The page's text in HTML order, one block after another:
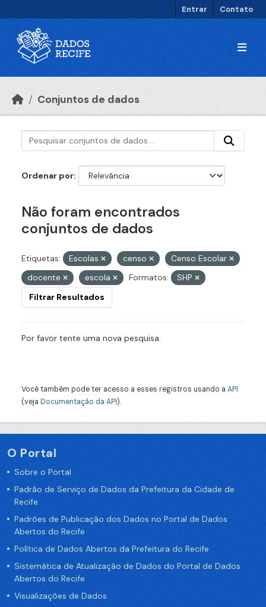
Entrar Contato
Conjuntos de dados
Ordenar por
Não foram encontrados
conjuntos de dados
Etiquetas: Escolas censo
Censo Escolar
docente
escola Formatos:
SHP
Filtrar Resultados
Por favor tente uma nova pesquisa.
Você também pode ter acesso a esses registros usando a API
(veja Documentação da API).
O Portal
Sobre o Portal
Padrão de Serviço de Dados da Prefeitura da Cidade de
Recife
Padrões de Publicação dos Dados no Portal de Dados
Abertos do Recife
Política de Dados Abertos da Prefeitura do Recife
Sistemática de Atualização de Dados do Portal de Dados
Abertos do Recife
Visualizações de Dados